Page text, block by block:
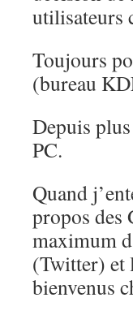
utilisateurs
Toujours
(bureau
Depuis
PC.
Quand
propos
maximum
(Twitter) et
bienvenus